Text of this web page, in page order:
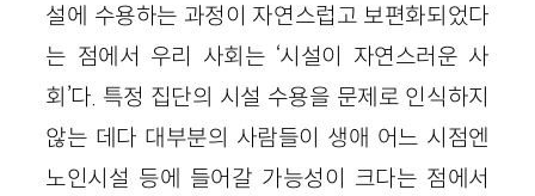
설에 수용하는 과정이 자연스럽고 보편화되었다
는 점에서 우리 사회는 ‘시설이 자연스러운 사
회’다. 특정 집단의 시설 수용을 문제로 인식하지
않는 데다 대부분의 사람들이 생애 어느 시점엔
노인시설 등에 들어갈 가능성이 크다는 점에서